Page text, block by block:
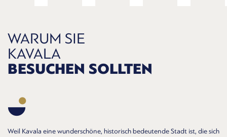
WARUM SIE
KAVALA
BESUCHEN SOLLTEN
Weil Kavala eine wunderschöne, historisch bedeutende Stadt ist, die sich